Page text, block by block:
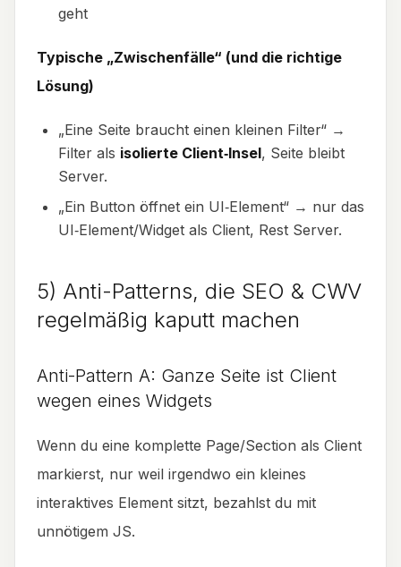
geht
Typische „Zwischenfälle“ (und die richtige
Lösung)
„Eine Seite braucht einen kleinen Filter“ →
Filter als isolierte Client‑Insel, Seite bleibt
Server.
„Ein Button öffnet ein UI‑Element“ → nur das
UI‑Element/Widget als Client, Rest Server.
5) Anti-Patterns, die SEO & CWV
regelmäßig kaputt machen
Anti-Pattern A: Ganze Seite ist Client
wegen eines Widgets
Wenn du eine komplette Page/Section als Client
markierst, nur weil irgendwo ein kleines
interaktives Element sitzt, bezahlst du mit
unnötigem JS.